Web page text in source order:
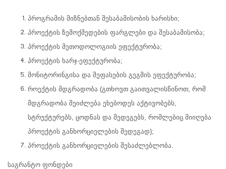
პროგრამის მიზნებთან შესაბამისობის ხარისხი;
პროექტის ზემოქმედების ფარგლები და შესაბამისობა;
პროექტის მეთოდოლოგიის ეფექტურობა;
პროექტის ხარჯ-ეფექტურობა;
მონიტორინგისა და შეფასების გეგმის ეფექტურობა;
როექტის მდგრადობა (გთხოვთ გაითვალისწინოთ, რომ
მდგრადობა შეიძლება ეხებოდეს აქტივობებს,
სტრუქტურებს, ცოდნას და შედეგებს, რომლებიც მიიღება
პროექტის განხორციელების შედეგად);
პროექტის განხორციელების შესაძლებლობა.
საგრანტო ფონდები